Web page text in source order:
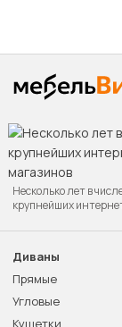
Несколько лет в
крупнейших
Диваны
Прямые
Угловые
Кушетки